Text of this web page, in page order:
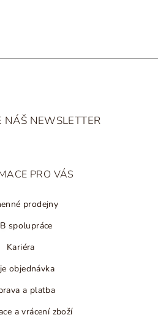
NÁŠ NEWSLETTER
PRO VÁS
prodejny
spolupráce
Kariéra
objednávka
a platba
a vrácení zboží